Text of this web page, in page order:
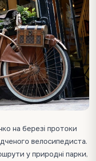
на березі протоки
велосипедиста.
у природні парки,